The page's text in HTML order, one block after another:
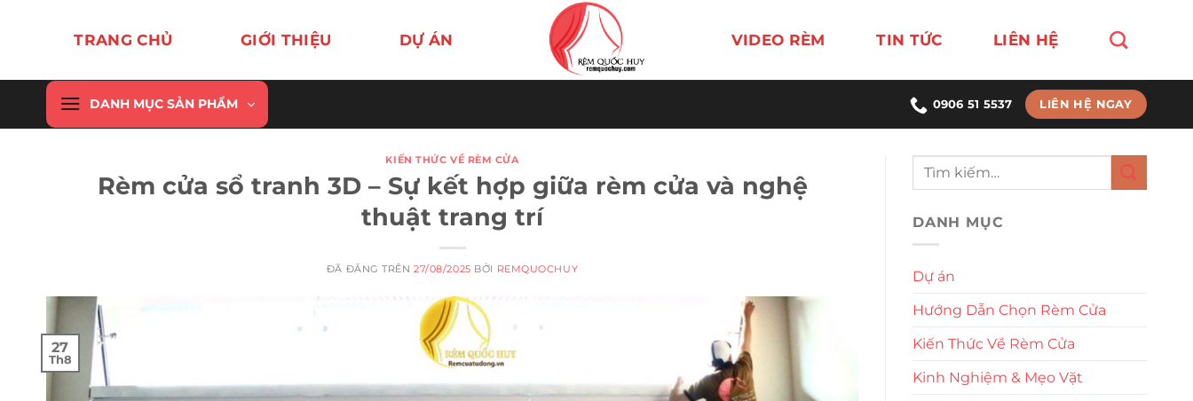
dung
TRANG CHỦ GIỚI THIỆU DỰ ÁN VIDEO RÈM TIN TỨC LIÊN HỆ
DANH MỤC SẢN PHẨM 0906 51 5537 LIÊN HỆ NGAY
KIẾN THỨC VỀ RÈM CỬA
Rèm cửa sổ tranh 3D – Sự kết hợp giữa rèm cửa và nghệ
thuật trang trí
ĐÃ ĐĂNG TRÊN27/08/2025 BỞI REMQUOCHUY
27
Th8
DANH MỤC
Dự án
Hướng Dẫn Chọn Rèm Cửa
Kiến Thức Về Rèm Cửa
Kinh Nghiệm & Mẹo Vặt